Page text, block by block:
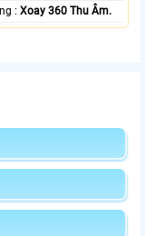
️ƒ Chức Năng :Xoay 360 Thu Âm.